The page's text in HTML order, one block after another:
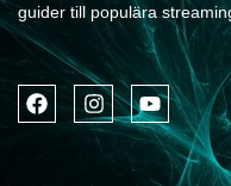
guider till populära